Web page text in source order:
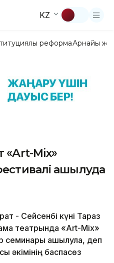
KZ
реформаАрнайы
«Аrt-Mix»
ашылуда
- Сейсенбі күні Тараз
театрында «Аrt-Mix»
семинары ашылула, деп
баспасөз